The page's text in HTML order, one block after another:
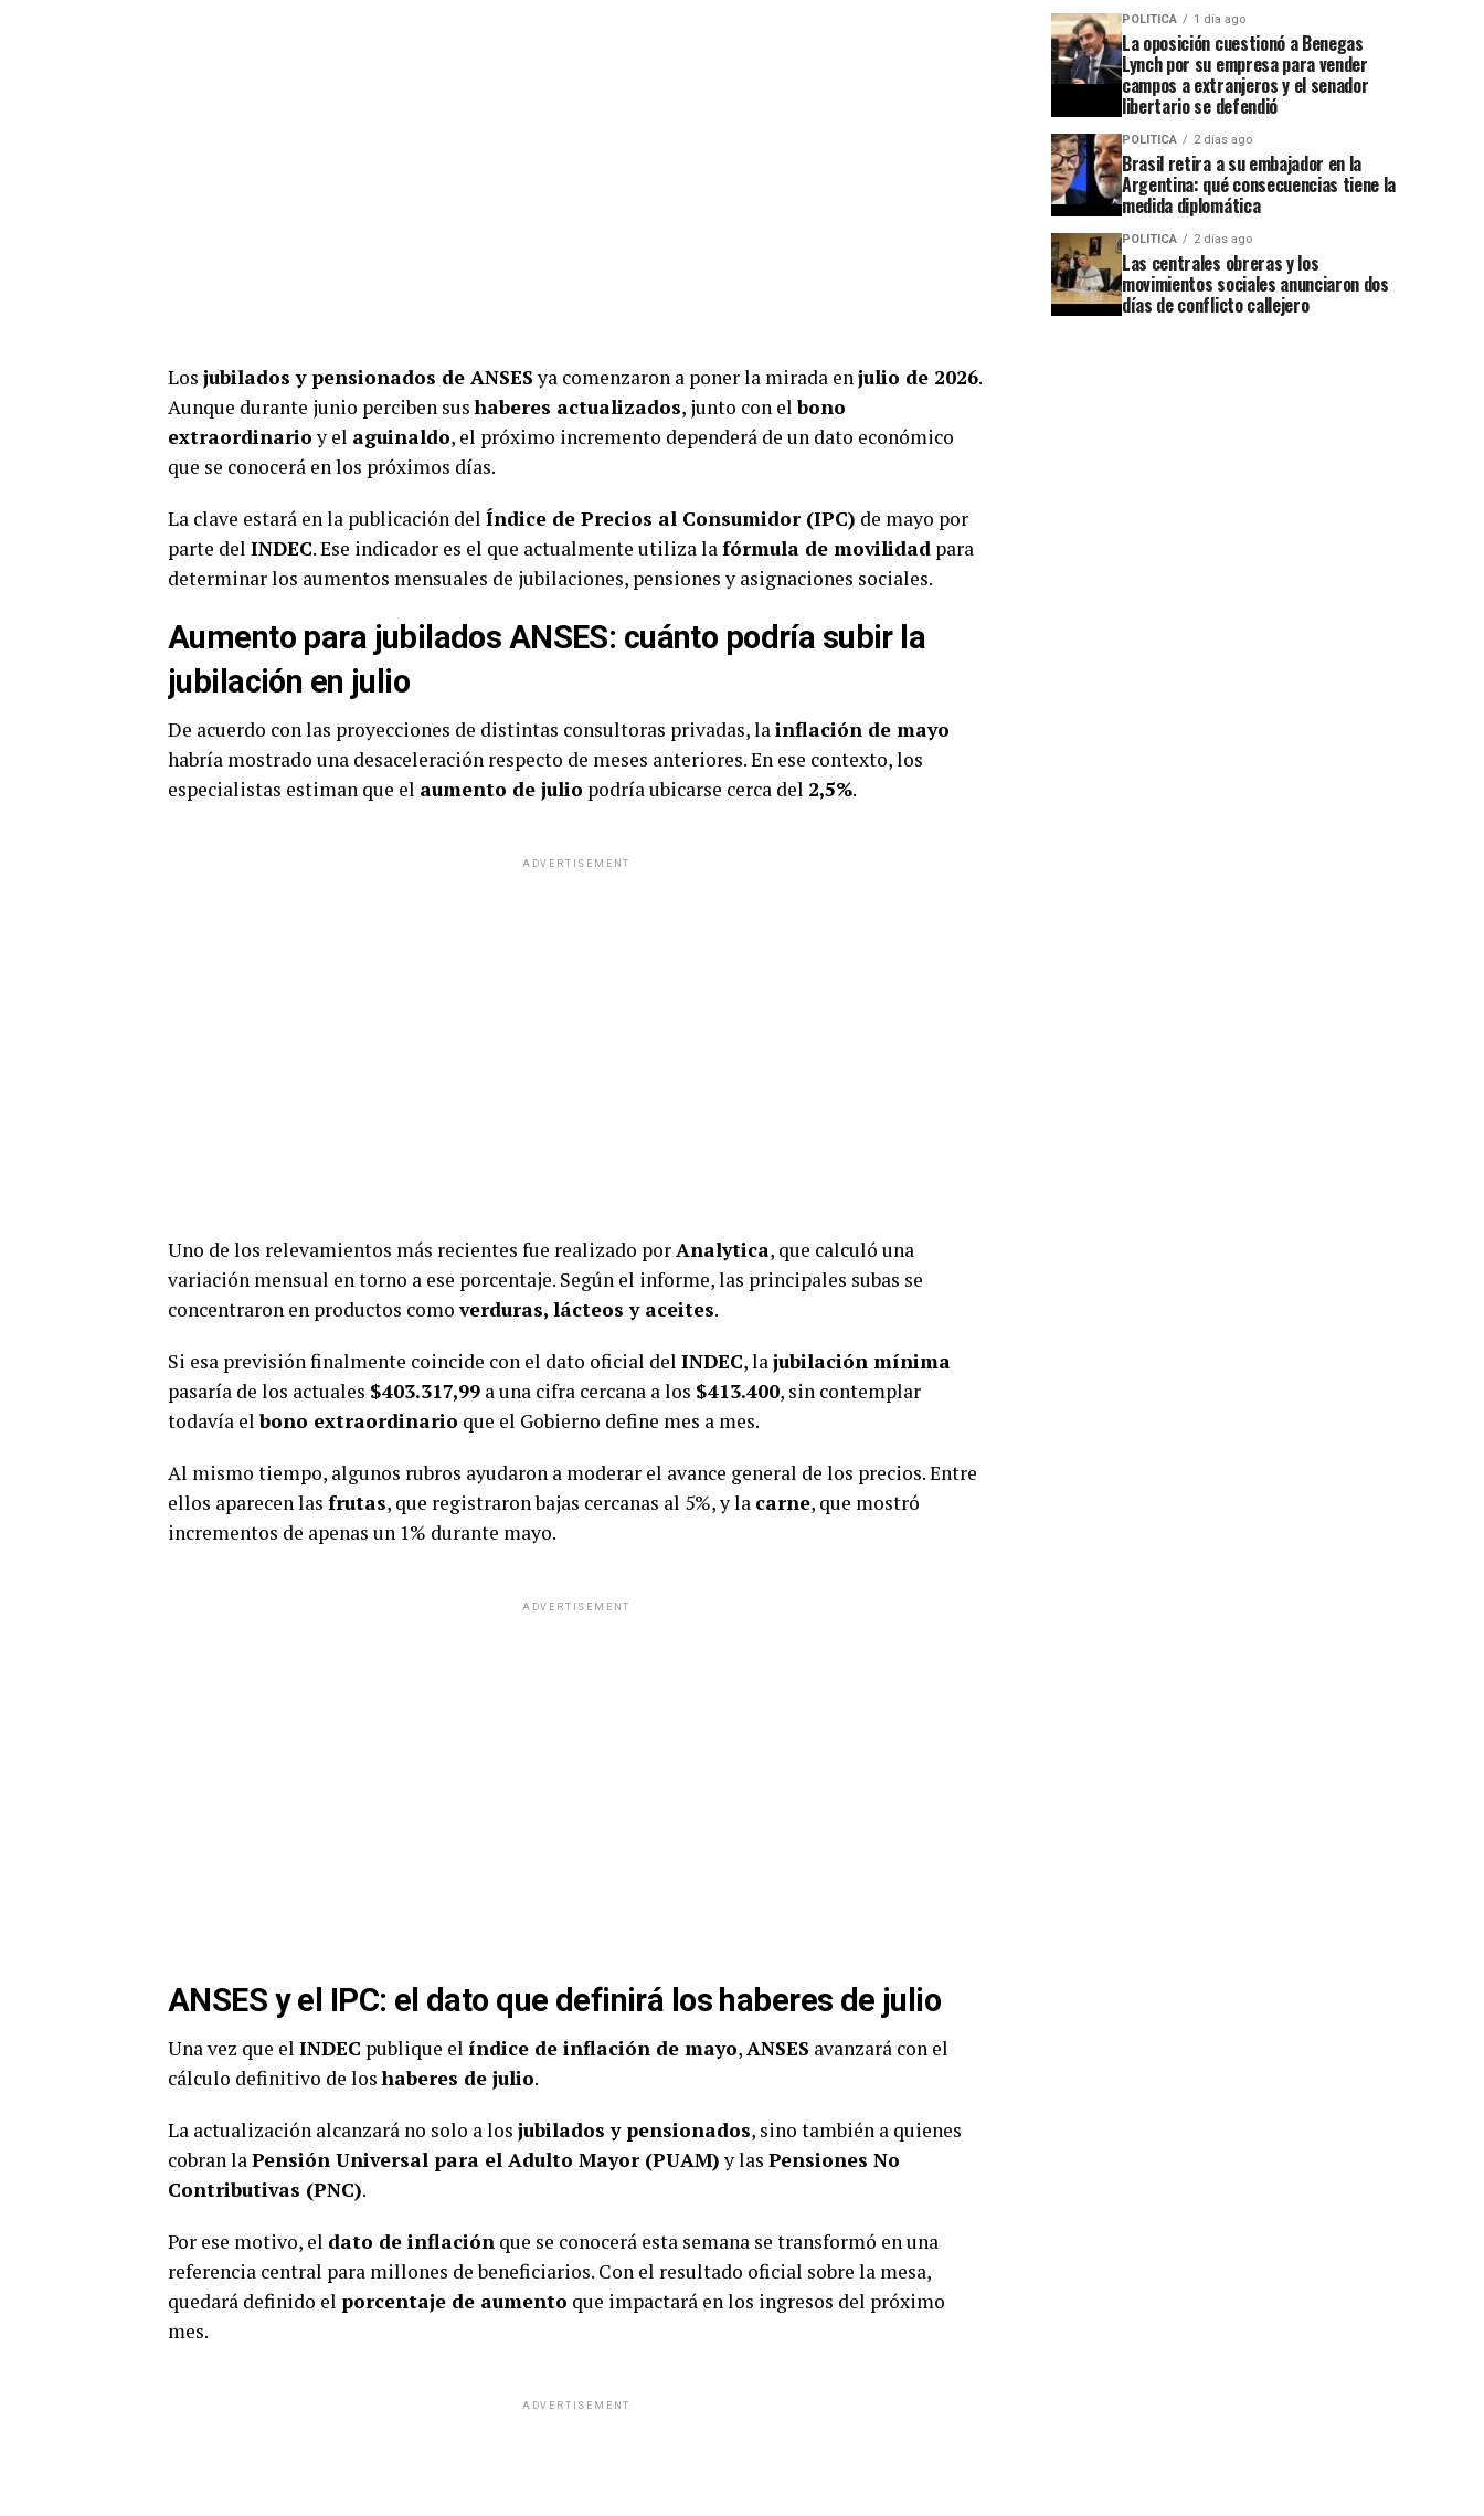
Los jubilados y pensionados de ANSESya comenzaron a poner la mirada enjulio de 2026.
Aunque durante junio perciben sushaberes actualizados, junto con elbono
extraordinarioy el aguinaldo, el próximo incremento dependerá de un dato económico
que se conocerá en los próximos días.
La clave estará en la publicación del Índice de Precios al Consumidor (IPC) de mayo por
parte del INDEC. Ese indicador es el que actualmente utiliza lafórmula de movilidad para
determinar los aumentos mensuales de jubilaciones, pensiones y asignaciones sociales.
Aumento para jubilados ANSES: cuánto podría subir la
jubilación en julio
De acuerdo con las proyecciones de distintas consultoras privadas, lainflación de mayo
habría mostrado una desaceleración respecto de meses anteriores. En ese contexto, los
especialistas estiman que el aumento de julio podría ubicarse cerca del 2,5%.
ADVERTISEMENT
Uno de los relevamientos más recientes fue realizado porAnalytica, que calculó una
variación mensual en torno a ese porcentaje. Según el informe, las principales subas se
concentraron en productos comoverduras, lácteos y aceites.
Si esa previsión finalmente coincide con el dato oficial del INDEC, lajubilación mínima
pasaría de los actuales $403.317,99 a una cifra cercana a los $413.400, sin contemplar
todavía elbono extraordinario que el Gobierno define mes a mes.
Al mismo tiempo, algunos rubros ayudaron a moderar el avance general de los precios. Entre
ellos aparecen las frutas, que registraron bajas cercanas al 5%, y la carne, que mostró
incrementos de apenas un 1% durante mayo.
ADVERTISEMENT
ANSES y el IPC: el dato que definirá los haberes de julio
Una vez que el INDEC publique el índice de inflación de mayo,ANSES avanzará con el
cálculo definitivo de loshaberes de julio.
La actualización alcanzará no solo a los jubilados y pensionados, sino también a quienes
cobran laPensión Universal para el Adulto Mayor (PUAM)y las Pensiones No
Contributivas (PNC).
Por ese motivo, el dato de inflación que se conocerá esta semana se transformó en una
referencia central para millones de beneficiarios. Con el resultado oficial sobre la mesa,
quedará definido el porcentaje de aumento que impactará en los ingresos del próximo
mes.
ADVERTISEMENT
POLITICA 1 día ago
La oposición cuestionó a Benegas
Lynch por su empresa para vender
campos a extranjeros y el senador
libertario se defendió
POLITICA 2 días ago
Brasil retira a su embajador en la
Argentina: qué consecuencias tiene la
medida diplomática
POLITICA 2 días ago
Las centrales obreras y los
movimientos sociales anunciaron dos
días de conflicto callejero